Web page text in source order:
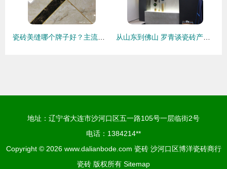
地址：辽宁省大连市沙河口区五一路105号一层临街2号
电话：1384214**
Copyright © 2026 www.dalianbode.com 瓷砖 沙河口区博洋瓷砖商行
瓷砖 版权所有 Sitemap